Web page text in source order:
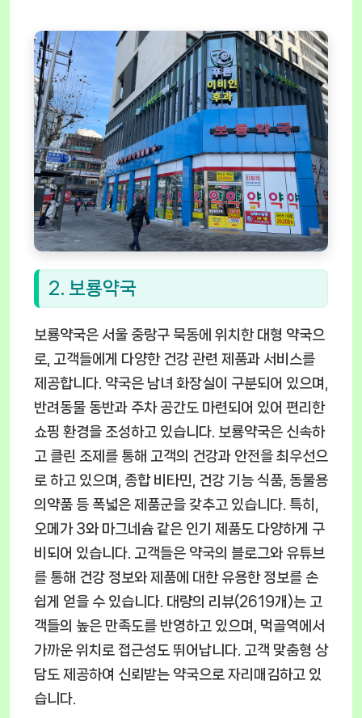
2. 보룡약국
보룡약국은 서울 중랑구 묵동에 위치한 대형 약국으
로, 고객들에게 다양한 건강 관련 제품과 서비스를
제공합니다. 약국은 남녀 화장실이 구분되어 있으며,
반려동물 동반과 주차 공간도 마련되어 있어 편리한
쇼핑 환경을 조성하고 있습니다. 보룡약국은 신속하
고 클린 조제를 통해 고객의 건강과 안전을 최우선으
로 하고 있으며, 종합 비타민, 건강 기능 식품, 동물용
의약품 등 폭넓은 제품군을 갖추고 있습니다. 특히,
오메가 3와 마그네슘 같은 인기 제품도 다양하게 구
비되어 있습니다. 고객들은 약국의 블로그와 유튜브
를 통해 건강 정보와 제품에 대한 유용한 정보를 손
쉽게 얻을 수 있습니다. 대량의 리뷰(2619개)는 고
객들의 높은 만족도를 반영하고 있으며, 먹골역에서
가까운 위치로 접근성도 뛰어납니다. 고객 맞춤형 상
담도 제공하여 신뢰받는 약국으로 자리매김하고 있
습니다.